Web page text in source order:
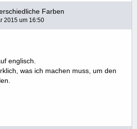
Farben
2015 um 16:50
englisch.
was ich machen muss, um den